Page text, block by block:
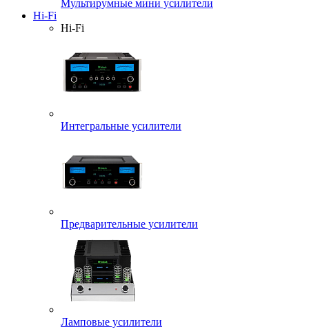
Мультирумные мини усилители
Hi-Fi
Hi-Fi
Интегральные усилители
Предварительные усилители
Ламповые усилители